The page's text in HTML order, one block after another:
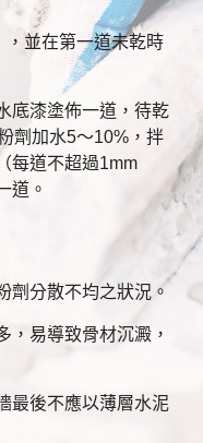
，並在第一道未乾時
底漆塗佈一道，待乾
劑加水5～10%，拌
每道不超過1mm
道。
劑分散不均之狀況。
，易導致骨材沉澱，
最後不應以薄層水泥